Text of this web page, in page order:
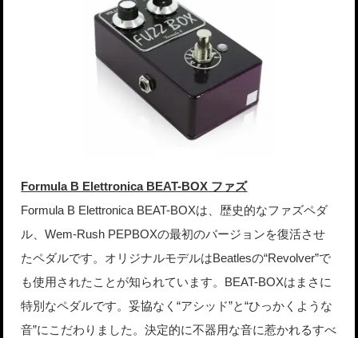
Formula B Elettronica BEAT-BOX ファズ
Formula B Elettronica BEAT-BOXは、歴史的なファズペダ
ル、Wem-Rush PEPBOXの最初のバージョンを復活させ
たペダルです。オリジナルモデルはBeatlesの“Revolver”で
も使用されたことが知られています。BEAT-BOXはまさに
特別なペダルです。妥協なく“アシッド”と“ひっかくような
音”にこだわりました。決定的に不器用な音に惹かれるすべ